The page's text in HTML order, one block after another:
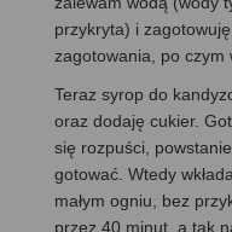
przykryta) i
zagotowania, po czym
Teraz syrop do
oraz dodaję cukier.
się rozpuści,
gotować. Wtedy
małym ogniu, bez
przez 40 minut, a tak